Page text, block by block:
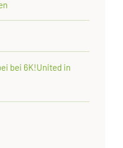
bei 6K!United in